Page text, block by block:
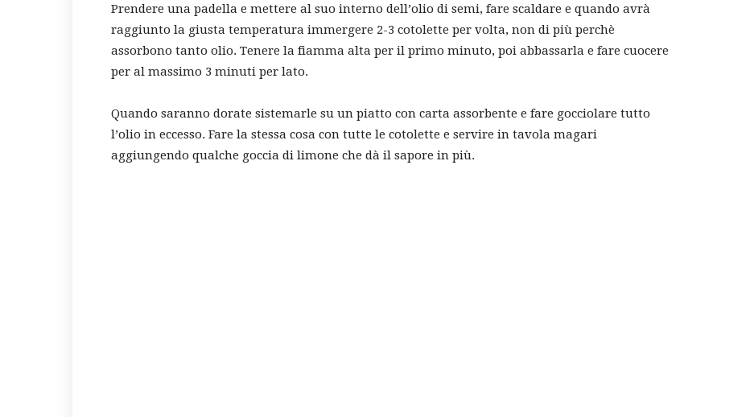
Prendere una padella e mettere al suo interno dell’olio di semi, fare scaldare e quando avrà
raggiunto la giusta temperatura immergere 2-3 cotolette per volta, non di più perchè
assorbono tanto olio. Tenere la fiamma alta per il primo minuto, poi abbassarla e fare cuocere
per al massimo 3 minuti per lato.
Quando saranno dorate sistemarle su un piatto con carta assorbente e fare gocciolare tutto
l’olio in eccesso. Fare la stessa cosa con tutte le cotolette e servire in tavola magari
aggiungendo qualche goccia di limone che dà il sapore in più.